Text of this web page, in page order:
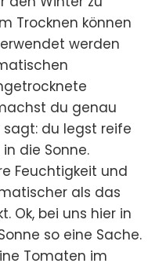
Trocknen können
werden
du genau
du legst reife
die Sonne.
Feuchtigkeit und
als das
Ok, bei uns hier in
so eine Sache.
Tomaten im